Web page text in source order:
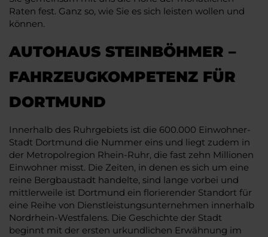
Raten fest. Ganz so, wie Sie es sich leisten wollen und
können.
AUTOHAUS STEINBÖHMER –
FAHRZEUGKOMPETENZ FÜR
DORTMUND
Innerhalb des Ruhrgebiets ist die 600.000 Einwohner-
Stadt Dortmund die Nummer eins und liegt zudem in
der Metropolregion Rhein-Ruhr, die fast zehn Millionen
Einwohner misst. Die Zeiten, in denen es sich um eine
reine Bergbaustadt handelte, sind lange vorbei und
mittlerweile ist Dortmund ein florierender Standort für
eine Reihe von Dienstleistungsunternehmen innerhalb
Nordrhein-Westfalens. Die Geschichte der Stadt
beginnt mit der ersten urkundlichen Erwähnung im